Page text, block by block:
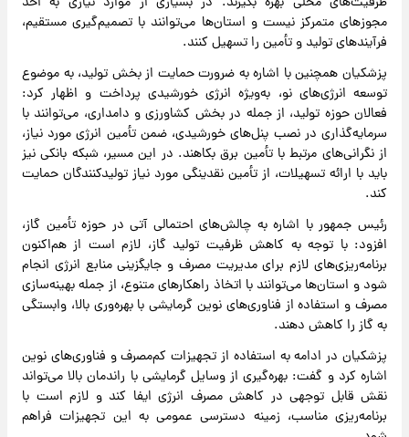
مجوزهای متمرکز نیست و استان‌ها می‌توانند با تصمیم‌گیری مستقیم،
فرآیندهای تولید و تأمین را تسهیل کنند.
پزشکیان همچنین با اشاره به ضرورت حمایت از بخش تولید، به موضوع
توسعه انرژی‌های نو، به‌ویژه انرژی خورشیدی پرداخت و اظهار کرد:
فعالان حوزه تولید، از جمله در بخش کشاورزی و دامداری، می‌توانند با
سرمایه‌گذاری در نصب پنل‌های خورشیدی، ضمن تأمین انرژی مورد نیاز،
از نگرانی‌های مرتبط با تأمین برق بکاهند. در این مسیر، شبکه بانکی نیز
باید با ارائه تسهیلات، از تأمین نقدینگی مورد نیاز تولیدکنندگان حمایت
کند.
رئیس جمهور با اشاره به چالش‌های احتمالی آتی در حوزه تأمین گاز،
افزود: با توجه به کاهش ظرفیت تولید گاز، لازم است از هم‌اکنون
برنامه‌ریزی‌های لازم برای مدیریت مصرف و جایگزینی منابع انرژی انجام
شود و استان‌ها می‌توانند با اتخاذ راهکارهای متنوع، از جمله بهینه‌سازی
مصرف و استفاده از فناوری‌های نوین گرمایشی با بهره‌وری بالا، وابستگی
به گاز را کاهش دهند.
پزشکیان در ادامه به استفاده از تجهیزات کم‌مصرف و فناوری‌های نوین
اشاره کرد و گفت: بهره‌گیری از وسایل گرمایشی با راندمان بالا می‌تواند
نقش قابل توجهی در کاهش مصرف انرژی ایفا کند و لازم است با
برنامه‌ریزی مناسب، زمینه دسترسی عمومی به این تجهیزات فراهم